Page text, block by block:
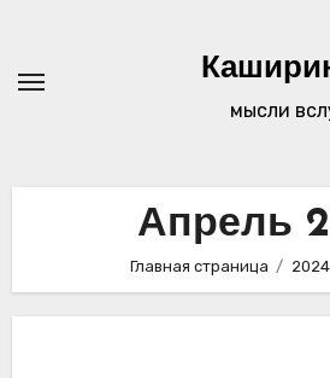
содержимому
мысли
Апрель
Главная страница 2024